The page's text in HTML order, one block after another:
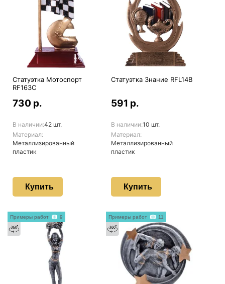
Статуэтка Мотоспорт
RF163C
730 р.
В наличии:42 шт.
Материал:
Металлизированный
пластик
Купить
Статуэтка Знание RFL14B
591 р.
В наличии:10 шт.
Материал:
Металлизированный
пластик
Купить
Примеры работ 9 Примеры работ 11